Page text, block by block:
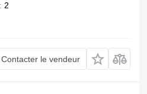
2
Contacter le vendeur